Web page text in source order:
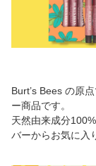
Burt’s Bees の原
ー商品です。
天然由来成分
バーからお気に入